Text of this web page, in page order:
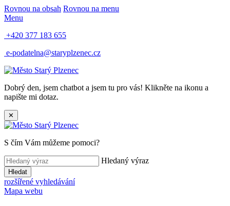
Rovnou na obsah Rovnou na menu
Menu
+420 377 183 655
e-podatelna@staryplzenec.cz
Dobrý den, jsem chatbot a jsem tu pro vás! Klikněte na ikonu a
napište mi dotaz.
✕
S čím Vám můžeme pomoci?
Hledaný výraz
Hledat
rozšířené vyhledávání
Mapa webu